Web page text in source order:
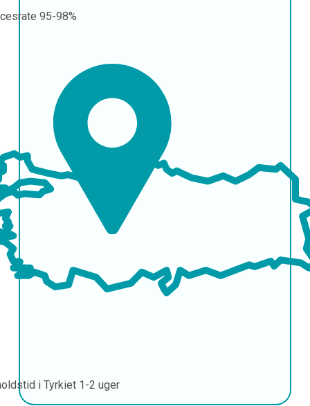
95-98%
i Tyrkiet 1-2 uger